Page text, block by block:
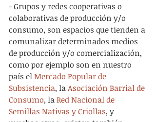
- Grupos y redes cooperativas o
colaborativas de producción y/o
consumo, son espacios que tienden a
comunalizar determinados medios
de producción y/o comercialización,
como por ejemplo son en nuestro
país el Mercado Popular de
Subsistencia, la Asociación Barrial de
Consumo, la Red Nacional de
Semillas Nativas y Criollas, y